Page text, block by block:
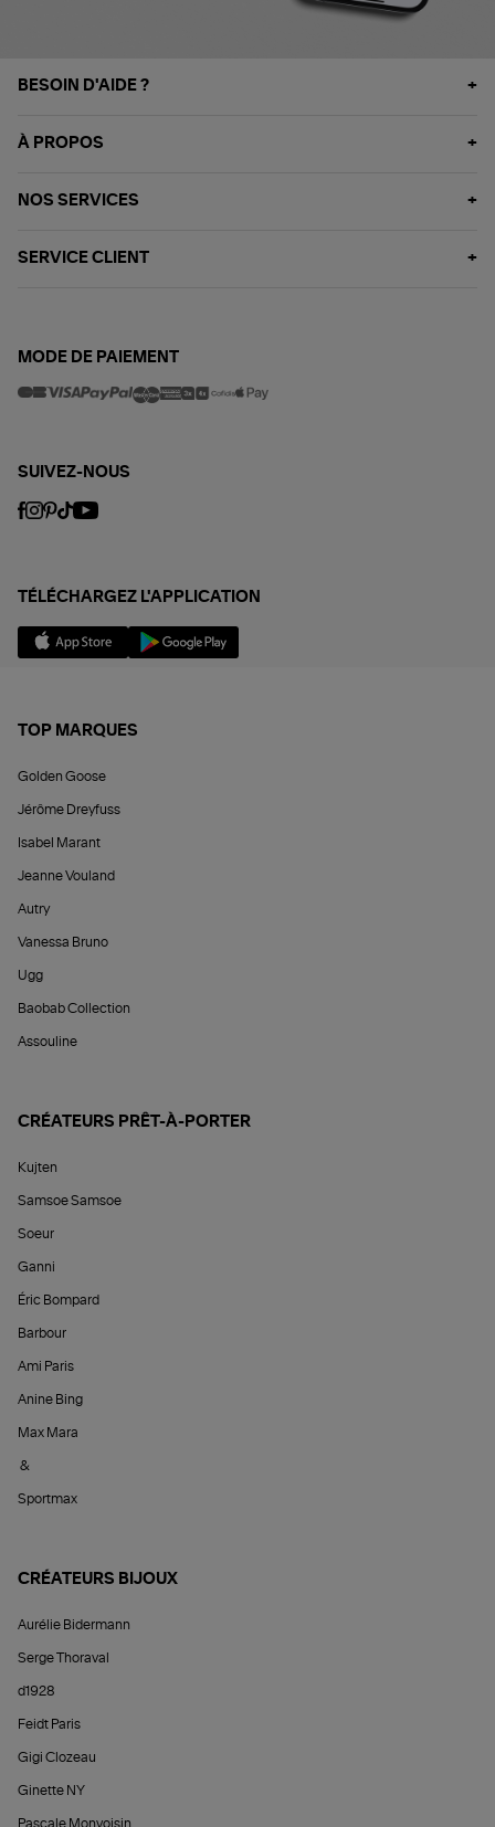
BESOIN D'AIDE ?
À PROPOS
NOS SERVICES
SERVICE CLIENT
MODE DE PAIEMENT
SUIVEZ-NOUS
TÉLÉCHARGEZ L'APPLICATION
TOP MARQUES
Golden Goose
Jérôme Dreyfuss
Isabel Marant
Jeanne Vouland
Autry
Vanessa Bruno
Ugg
Baobab Collection
Assouline
CRÉATEURS PRÊT-À-PORTER
Kujten
Samsoe Samsoe
Soeur
Ganni
Éric Bompard
Barbour
Ami Paris
Anine Bing
Max Mara
&
Sportmax
CRÉATEURS BIJOUX
Aurélie Bidermann
Serge Thoraval
d1928
Feidt Paris
Gigi Clozeau
Ginette NY
Pascale Monvoisin